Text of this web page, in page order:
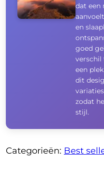
dat een
en
goed
verschil
een
dit
zodat
stijl.
Categorieën: Best